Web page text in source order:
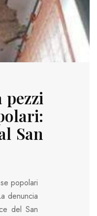
San
popolari
denuncia
del San